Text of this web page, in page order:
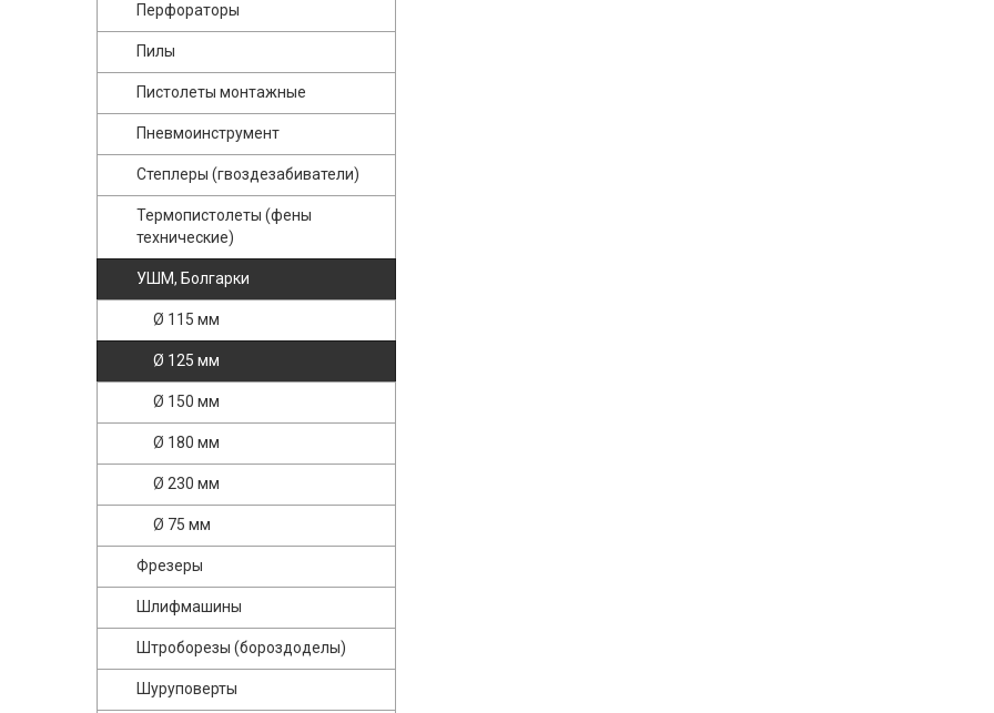
Перфораторы
Пилы
Пистолеты монтажные
Пневмоинструмент
Степлеры (гвоздезабиватели)
Термопистолеты (фены
технические)
УШМ, Болгарки
Ø 115 мм
Ø 125 мм
Ø 150 мм
Ø 180 мм
Ø 230 мм
Ø 75 мм
Фрезеры
Шлифмашины
Штроборезы (бороздоделы)
Шуруповерты